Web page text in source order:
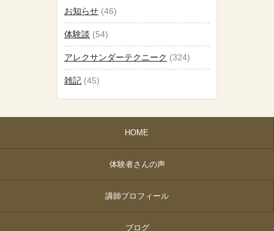
お知らせ (46)
体験談 (54)
アレクサンダーテクニーク (324)
雑記 (45)
HOME
体験者さんの声
講師プロフィール
ブログ